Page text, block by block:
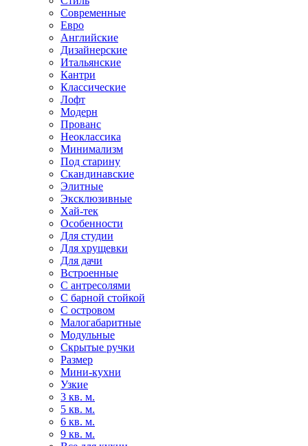
Современные
Евро
Английские
Дизайнерские
Итальянские
Кантри
Классические
Лофт
Модерн
Прованс
Неоклассика
Минимализм
Под старину
Скандинавские
Элитные
Эксклюзивные
Хай-тек
Особенности
Для студии
Для хрущевки
Для дачи
Встроенные
С антресолями
С барной стойкой
С островом
Малогабаритные
Модульные
Скрытые ручки
Размер
Мини-кухни
Узкие
3 кв. м.
5 кв. м.
6 кв. м.
9 кв. м.